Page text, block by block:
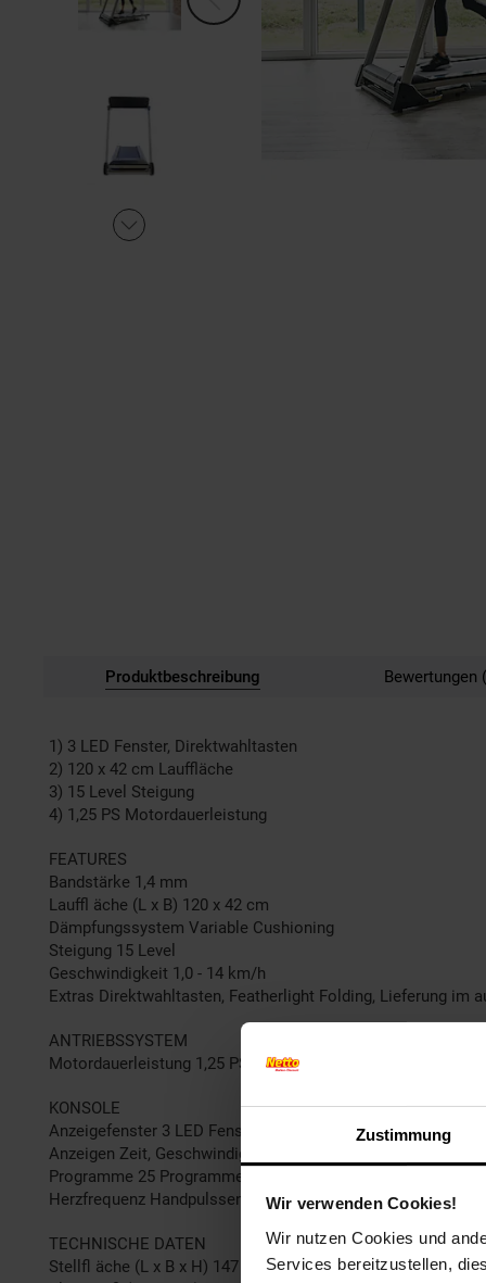
Zustimmung
Wir verwenden Cookies!
Wir nutzen Cookies und
Services bereitzustellen,
Produktbeschreibung Bewertungen
1) 3 LED Fenster, Direktwahltasten
2) 120 x 42 cm Lauffläche
3) 15 Level Steigung
4) 1,25 PS Motordauerleistung
FEATURES
Bandstärke 1,4 mm
Lauffl äche (L x B) 120 x 42 cm
Dämpfungssystem Variable Cushioning
Steigung 15 Level
Geschwindigkeit 1,0 - 14 km/h
Extras Direktwahltasten, Featherlight Folding, Lieferung im
ANTRIEBSSYSTEM
Motordauerleistung 1,25 PS / 0,91 kW
KONSOLE
Anzeigefenster 3 LED Fenster
Anzeigen Zeit, Geschwindigkeit, Strecke, Steigung, Kalorien,
Programme 25 Programme
Herzfrequenz Handpulssensoren
TECHNISCHE DATEN
Stellfl äche (L x B x H) 147 x 74 x 114,5 cm